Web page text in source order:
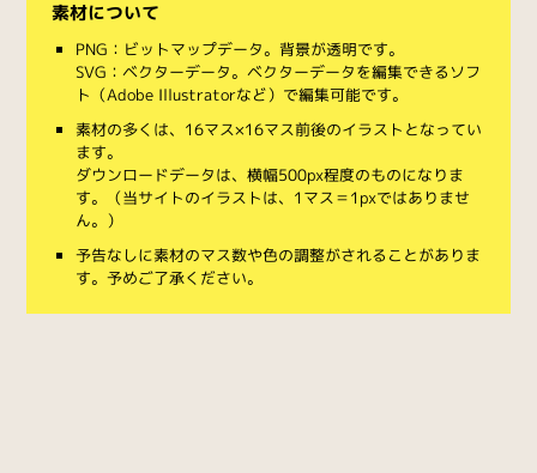
素材について
PNG：ビットマップデータ。背景が透明です。
SVG：ベクターデータ。ベクターデータを編集できるソフ
ト（Adobe Illustratorなど）で編集可能です。
素材の多くは、16マス×16マス前後のイラストとなってい
ます。
ダウンロードデータは、横幅500px程度のものになりま
す。（当サイトのイラストは、1マス＝1pxではありませ
ん。）
予告なしに素材のマス数や色の調整がされることがありま
す。予めご了承ください。